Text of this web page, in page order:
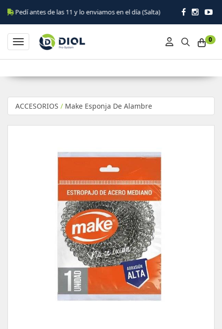
antes de las 11 y lo enviamos en el día (Salta)
0
Toggle navigation
ACCESORIOS / Make Esponja De Alambre